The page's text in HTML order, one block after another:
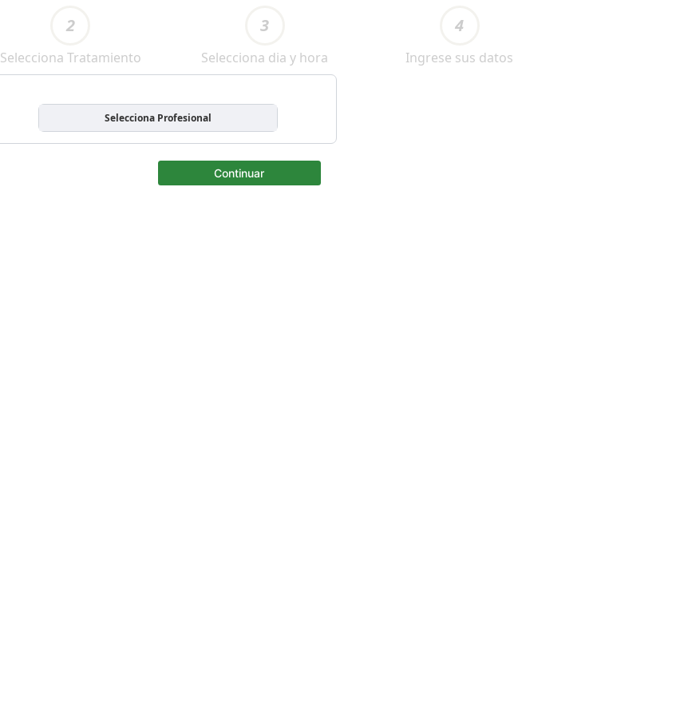
2
Selecciona Tratamiento
3
Selecciona dia y hora
4
Ingrese sus datos
Selecciona Profesional
Continuar